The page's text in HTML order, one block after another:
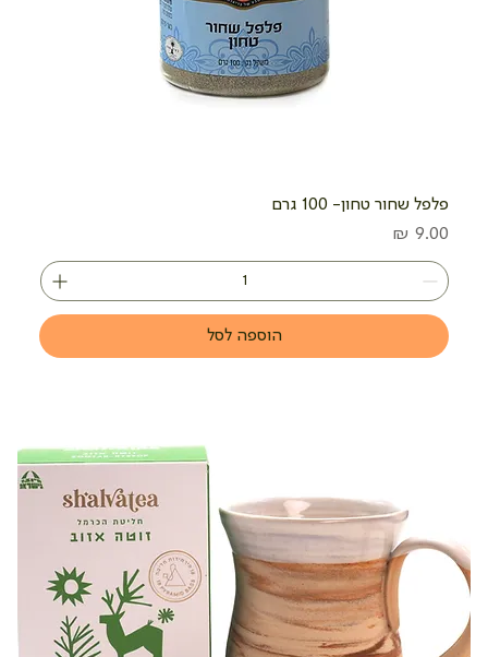
פלפל שחור טחון- 100 גרם
מחיר
הוספה לסל